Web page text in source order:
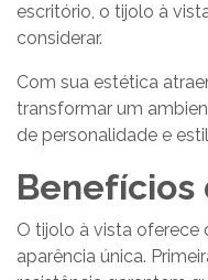
escritório, o tijolo à
considerar.
Com sua estética
transformar um
de personalidade e
Benefícios
O tijolo à vista oferece
aparência única.